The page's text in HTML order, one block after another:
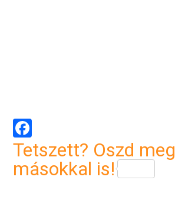
Facebook
Tetszett? Oszd meg
másokkal is!